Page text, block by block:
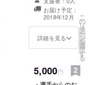
す。
同時にここ
んの夢も応
所として、
より高いス
お届け予定：
2018年12月
詳細を見る
こ
の
リ
タ
ー
ン
を
選
択
す
る
5,000円